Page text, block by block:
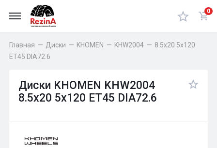
0
Главная — Диски — KHOMEN — KHW2004 — 8.5x20 5x120
ET45 DIA72.6
Диски KHOMEN KHW2004
8.5x20 5x120 ET45 DIA72.6